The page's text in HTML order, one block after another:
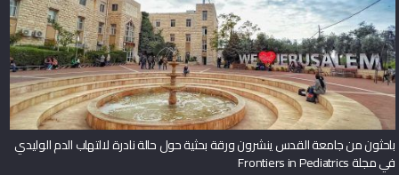
باحثون من جامعة القدس ينشرون ورقة بحثية حول حالة نادرة لالتهاب الدم الوليدي
في مجلة Frontiers in Pediatrics